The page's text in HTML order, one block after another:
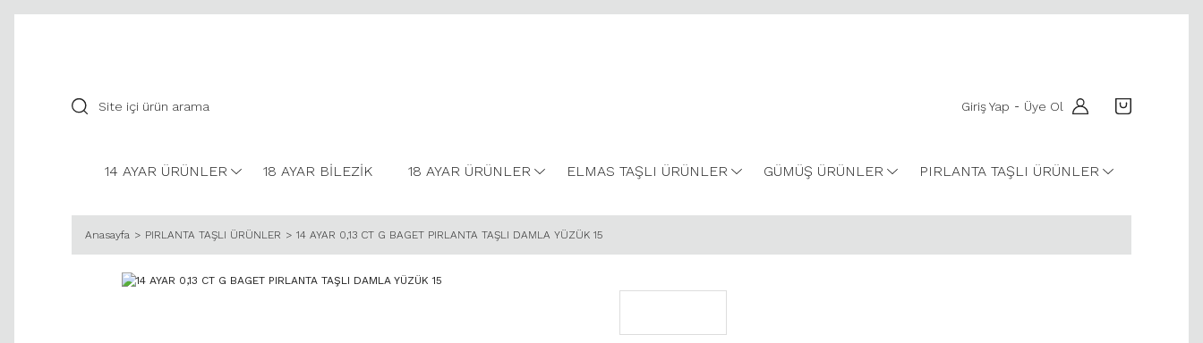
Giriş Yap - Üye Ol
14 AYAR ÜRÜNLER 18 AYAR BİLEZİK 18 AYAR ÜRÜNLER ELMAS TAŞLI ÜRÜNLER GÜMÜŞ ÜRÜNLER PIRLANTA TAŞLI ÜRÜNLER
Anasayfa PIRLANTA TAŞLI ÜRÜNLER 14 AYAR 0,13 CT G BAGET PIRLANTA TAŞLI DAMLA YÜZÜK 15